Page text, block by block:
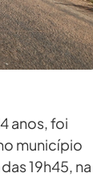
anos, foi
município
19h45, na